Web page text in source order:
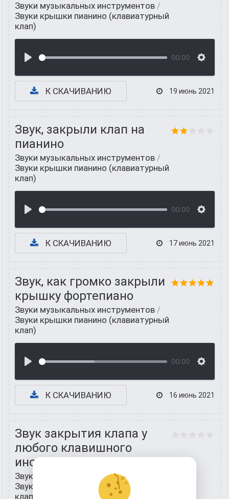
Звуки музыкальных инструментов /
Звуки крышки пианино (клавиатурный
клап)
00:00
К СКАЧИВАНИЮ 19 июнь 2021
Звук, закрыли клап на
пианино
Звуки музыкальных инструментов /
Звуки крышки пианино (клавиатурный
клап)
00:00
К СКАЧИВАНИЮ 17 июнь 2021
Звук, как громко закрыли
крышку фортепиано
Звуки музыкальных инструментов /
Звуки крышки пианино (клавиатурный
клап)
00:00
К СКАЧИВАНИЮ 16 июнь 2021
Звук закрытия клапа у
любого клавишного
инструмента
Звуки музыкальных инструментов
Звуки крышки пианино (клавиатурный
клап)